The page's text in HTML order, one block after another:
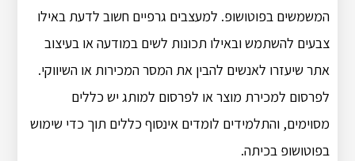
המשמשים בפוטושופ. למעצבים גרפיים חשוב לדעת באילו
צבעים להשתמש ובאילו תכונות לשים במודעה או בעיצוב
אתר שיעזרו לאנשים להבין את המסר המכירות או השיווקי.
לפרסום למכירת מוצר או לפרסום למותג יש כללים
מסוימים, והתלמידים לומדים אינסוף כללים תוך כדי שימוש
בפוטושופ בכיתה.